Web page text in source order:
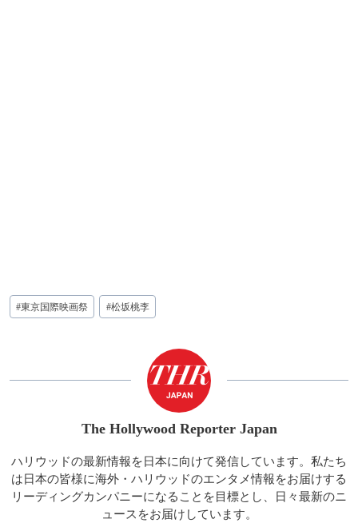
投
稿
#東京国際映画祭 #松坂桃李
The Hollywood Reporter Japan
ハリウッドの最新情報を日本に向けて発信しています。私たち
は日本の皆様に海外・ハリウッドのエンタメ情報をお届けする
リーディングカンパニーになることを目標とし、日々最新のニ
ュースをお届けしています。